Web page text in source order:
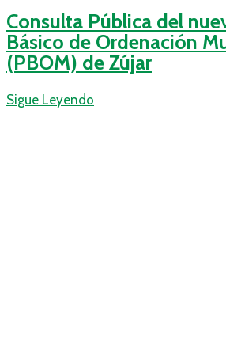
Consulta Pública del
Básico de Ordenación
(PBOM) de Zújar
Sigue Leyendo